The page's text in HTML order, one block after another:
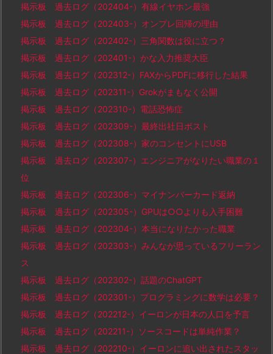
掲示板 過去ログ（202404-）有線イヤホン最強
掲示板 過去ログ（202403-）オンプレ回帰の理由
掲示板 過去ログ（202402-）三角関数は役に立つ？
掲示板 過去ログ（202401-）かな入力推奨大臣
掲示板 過去ログ（202312-）FAXからPDFに移行した結果
掲示板 過去ログ（202311-）Grokがまもなく公開
掲示板 過去ログ（202310-）電話恐怖症
掲示板 過去ログ（202309-）最終出社日ポスト
掲示板 過去ログ（202308-）家のコンセントにUSB
掲示板 過去ログ（202307-）エンジニアがなりたい職業の１
位
掲示板 過去ログ（202306-）マイナンバーカード返納
掲示板 過去ログ（202305-）GPUは○○よりも入手困難
掲示板 過去ログ（202304-）本当になりたかった職業
掲示板 過去ログ（202303-）みんなが思っているフリーラン
ス
掲示板 過去ログ（202302-）話題のChatGPT
掲示板 過去ログ（202301-）プログラミングに数学は必要？
掲示板 過去ログ（202212-）イーロンが日本の人口を予言
掲示板 過去ログ（202211-）ソースコードは単純作業？
掲示板 過去ログ（202210-）イーロンに追い出されたスタッ